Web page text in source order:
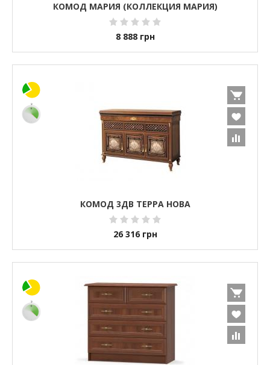
КОМОД МАРИЯ (КОЛЛЕКЦИЯ МАРИЯ)
8 888 грн
КОМОД 3ДВ ТЕРРА НОВА
26 316 грн